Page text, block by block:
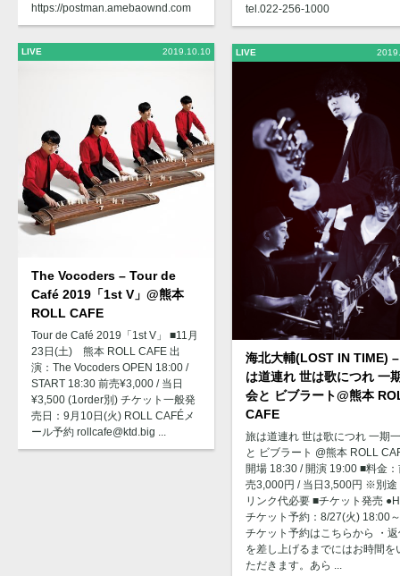
https://postman.amebaownd.com
LIVE 2019.10.10
The Vocoders – Tour de
Café 2019「1st V」@熊本
ROLL CAFE
Tour de Café 2019「1st V」 ■11月
23日(土) 熊本 ROLL CAFE 出
演：The Vocoders OPEN 18:00 /
START 18:30 前売¥3,000 / 当日
¥3,500 (1order別) チケット一般発
売日：9月10日(火) ROLL CAFÉメ
ール予約 rollcafe@ktd.big ...
tel.022-256-1000
LIVE
海北大輔(LOST IN TIME)
は道連れ 世は歌につれ 一
会と ビブラート@熊本
CAFE
旅は道連れ 世は歌につれ 一期
と ビブラート @熊本 ROLL
開場 18:30 / 開演 19:00 ■料金
売3,000円 / 当日3,500円 ※別途
リンク代必要 ■チケット発売
チケット予約：8/27(火) 18:00
チケット予約はこちらから ・
を差し上げるまでにはお時間を
ただきます。あら ...